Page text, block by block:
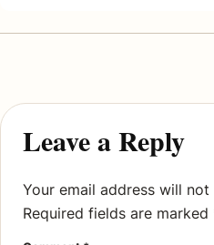
Leave a Reply
Your email address will not
Required fields are marked